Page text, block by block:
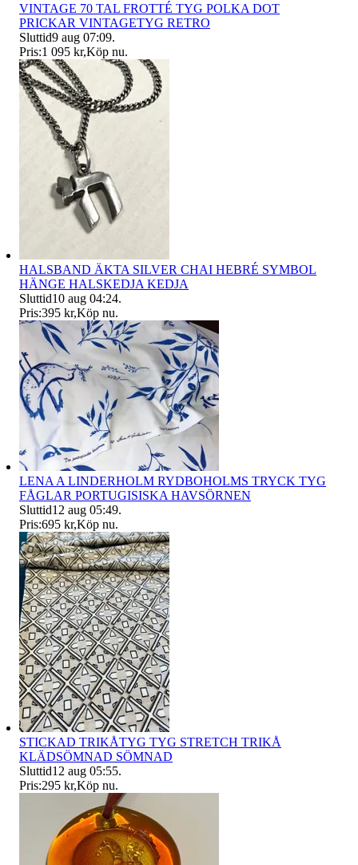
VINTAGE 70 TAL FROTTÉ TYG POLKA DOT
PRICKAR VINTAGETYG RETRO
Sluttid9 aug 07:09.
Pris:1 095 kr,Köp nu.
HALSBAND ÄKTA SILVER CHAI HEBRÉ SYMBOL
HÄNGE HALSKEDJA KEDJA
Sluttid10 aug 04:24.
Pris:395 kr,Köp nu.
LENA A LINDERHOLM RYDBOHOLMS TRYCK TYG
FÅGLAR PORTUGISISKA HAVSÖRNEN
Sluttid12 aug 05:49.
Pris:695 kr,Köp nu.
STICKAD TRIKÅTYG TYG STRETCH TRIKÅ
KLÄDSÖMNAD SÖMNAD
Sluttid12 aug 05:55.
Pris:295 kr,Köp nu.